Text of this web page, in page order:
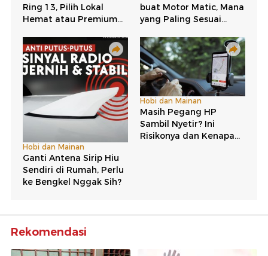
Rekomendasi